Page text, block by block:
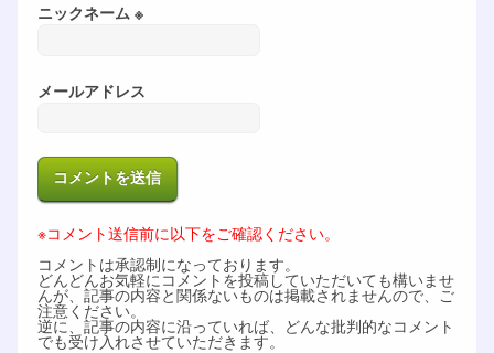
ニックネーム ※
メールアドレス
※コメント送信前に以下をご確認ください。
コメントは承認制になっております。
どんどんお気軽にコメントを投稿していただいても構いませ
んが、記事の内容と関係ないものは掲載されませんので、ご
注意ください。
逆に、記事の内容に沿っていれば、どんな批判的なコメント
でも受け入れさせていただきます。